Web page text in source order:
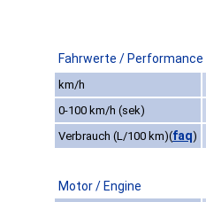
Fahrwerte / Performance
km/h
0-100 km/h (sek)
Verbrauch (L/100 km)(faq)
Motor / Engine